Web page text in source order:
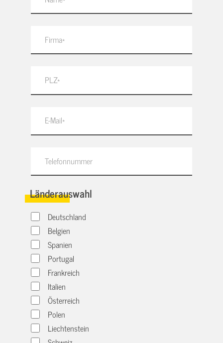
Länderauswahl
Deutschland
Belgien
Spanien
Portugal
Frankreich
Italien
Österreich
Polen
Liechtenstein